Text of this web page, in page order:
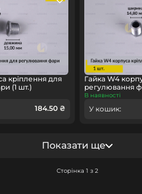
кріплення для
(1 шт.)
184.50 ₴
Гайка W4
регулювання
В наявності
У кошик:
Показати ще
Сторінка 1 з 2